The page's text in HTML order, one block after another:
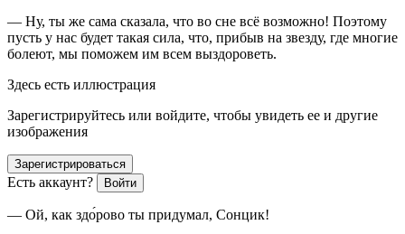
— Ну, ты же сама сказала, что во сне всё возможно! Поэтому
пусть у нас будет такая сила, что, прибыв на звезду, где многие
болеют, мы поможем им всем выздороветь.
Здесь есть иллюстрация
Зарегистрируйтесь или войдите, чтобы увидеть ее и другие
изображения
Зарегистрироваться
Есть аккаунт? Войти
— Ой, как здо́рово ты придумал, Сонцик!